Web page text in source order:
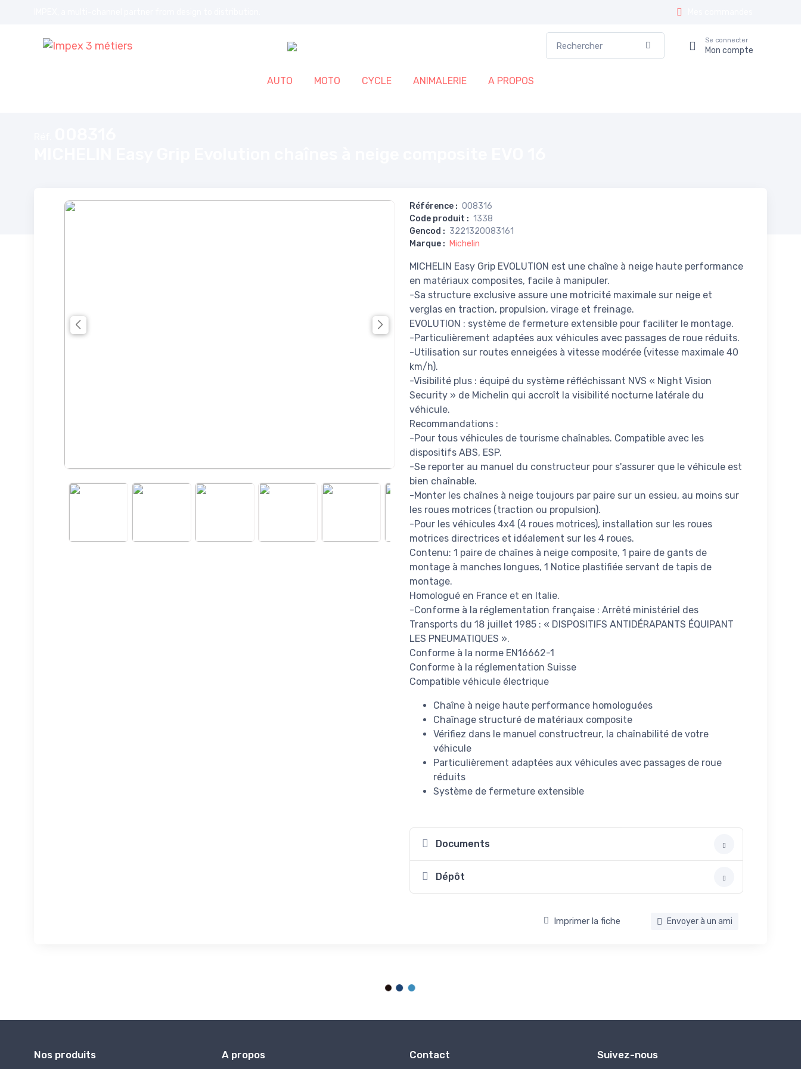
Se connecter
Mon compte
AUTO MOTO CYCLE ANIMALERIE A PROPOS
Référence : 008316
Code produit : 1338
Gencod : 3221320083161
Marque : Michelin
MICHELIN Easy Grip EVOLUTION est une chaîne à neige haute performance
en matériaux composites, facile à manipuler.
-Sa structure exclusive assure une motricité maximale sur neige et
verglas en traction, propulsion, virage et freinage.
EVOLUTION : système de fermeture extensible pour faciliter le montage.
-Particulièrement adaptées aux véhicules avec passages de roue réduits.
-Utilisation sur routes enneigées à vitesse modérée (vitesse maximale 40
km/h).
-Visibilité plus : équipé du système réfléchissant NVS « Night Vision
Security » de Michelin qui accroît la visibilité nocturne latérale du
véhicule.
Recommandations :
-Pour tous véhicules de tourisme chaînables. Compatible avec les
dispositifs ABS, ESP.
-Se reporter au manuel du constructeur pour s'assurer que le véhicule est
bien chaînable.
-Monter les chaînes à neige toujours par paire sur un essieu, au moins sur
les roues motrices (traction ou propulsion).
-Pour les véhicules 4x4 (4 roues motrices), installation sur les roues
motrices directrices et idéalement sur les 4 roues.
Contenu: 1 paire de chaînes à neige composite, 1 paire de gants de
montage à manches longues, 1 Notice plastifiée servant de tapis de
montage.
Homologué en France et en Italie.
-Conforme à la réglementation française : Arrêté ministériel des
Transports du 18 juillet 1985 : « DISPOSITIFS ANTIDÉRAPANTS ÉQUIPANT
LES PNEUMATIQUES ».
Conforme à la norme EN16662-1
Conforme à la réglementation Suisse
Compatible véhicule électrique
Chaîne à neige haute performance homologuées
Chaînage structuré de matériaux composite
Vérifiez dans le manuel constructreur, la chaînabilité de votre
véhicule
Particulièrement adaptées aux véhicules avec passages de roue
réduits
Système de fermeture extensible
Documents
Dépôt
Imprimer la fiche Envoyer à un ami
Nos produits A propos Contact Suivez-nous